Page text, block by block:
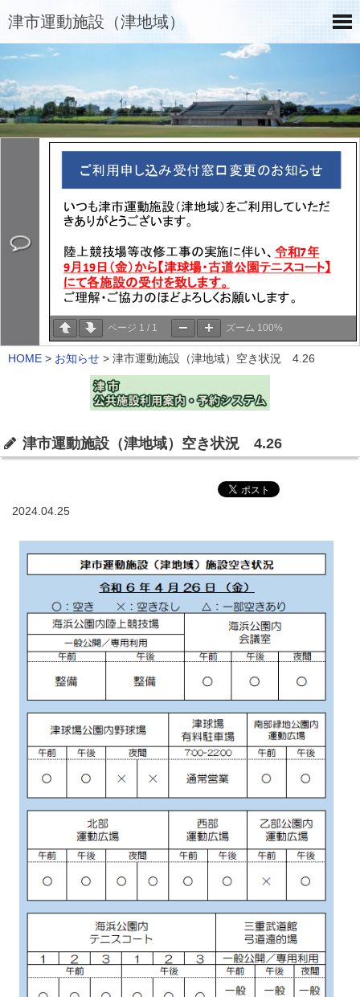
津市運動施設（津地域）
ページ 1 / 1 ズーム 100%
HOME > お知らせ > 津市運動施設（津地域）空き状況 4.26
津市運動施設（津地域）空き状況 4.26
2024.04.25